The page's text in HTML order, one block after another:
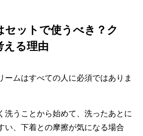
セットで使うべき？ク
える理由
ームはすべての人に必須ではありま
洗うことから始めて、洗ったあとに
い、下着との摩擦が気になる場合